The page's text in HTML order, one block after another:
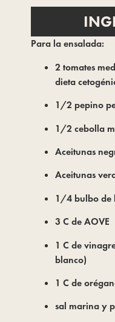
Para la ensalada:
2 tomates
dieta
1/2 pepino
1/2 cebolla
Aceitunas
Aceitunas
1/4 bulbo de
3 C de AOVE
1 C de
blanco)
1 C de
sal marina y